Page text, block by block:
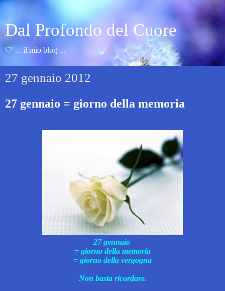
Dal Profondo del Cuore
🤍 ... il mio blog ...
27 gennaio 2012
27 gennaio = giorno della memoria
27 gennaio
= giorno della memoria
= giorno della vergogna
Non basta ricordare.